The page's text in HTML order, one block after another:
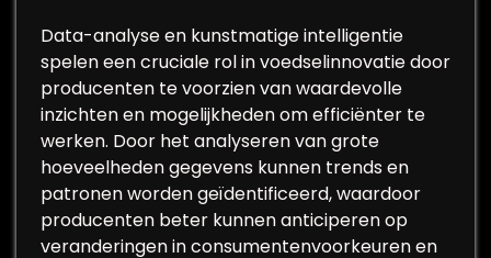
Data-analyse en kunstmatige intelligentie
spelen een cruciale rol in voedselinnovatie door
producenten te voorzien van waardevolle
inzichten en mogelijkheden om efficiënter te
werken. Door het analyseren van grote
hoeveelheden gegevens kunnen trends en
patronen worden geïdentificeerd, waardoor
producenten beter kunnen anticiperen op
veranderingen in consumentenvoorkeuren en